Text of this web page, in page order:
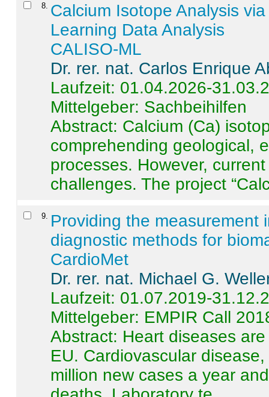
8 Calcium Isotope Analysis
Learning Data Analysis
CALISO-ML
Dr. rer. nat. Carlos Enrique
Laufzeit: 01.04.2026-
Mittelgeber: Sachbeihilfen
Abstract: Calcium (Ca)
comprehending geological,
processes. However,
challenges. The project
9
Providing the measurement
diagnostic methods for
CardioMet
Dr. rer. nat. Michael G.
Laufzeit: 01.07.2019-
Mittelgeber: EMPIR Call
Abstract: Heart diseases
EU. Cardiovascular
million new cases a year